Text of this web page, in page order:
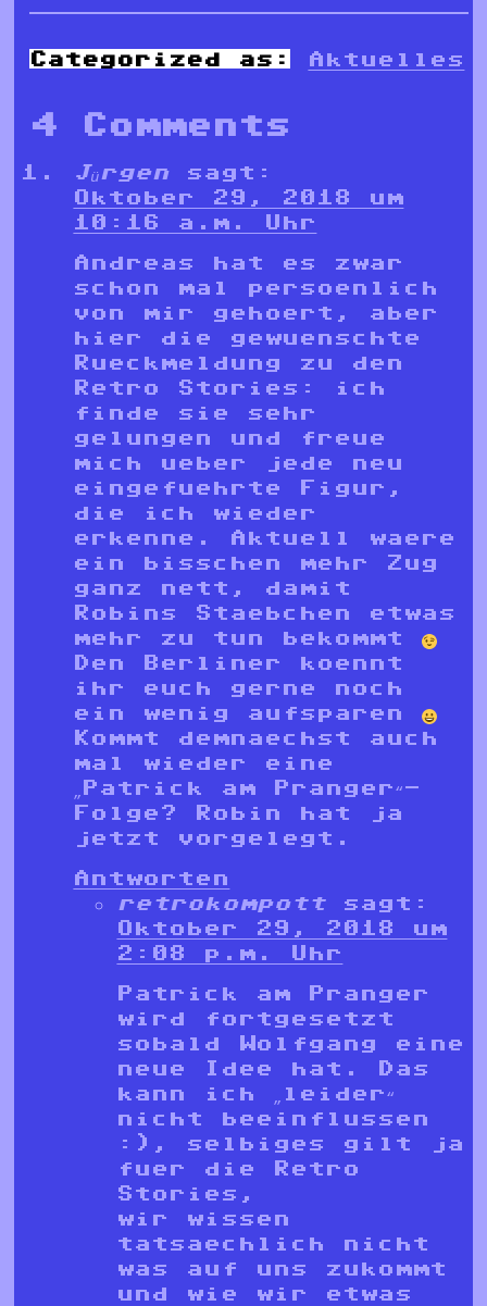
Categorized as: Aktuelles
4 Comments
Jürgen
sagt:
Oktober 29, 2018 um
10:16 a.m. Uhr
Andreas hat es zwar
schon mal persoenlich
von mir gehoert, aber
hier die gewuenschte
Rueckmeldung zu den
Retro Stories: ich
finde sie sehr
gelungen und freue
mich ueber jede neu
eingefuehrte Figur,
die ich wieder
erkenne. Aktuell waere
ein bisschen mehr Zug
ganz nett, damit
Robins Staebchen etwas
mehr zu tun bekommt
Den Berliner koennt
ihr euch gerne noch
ein wenig aufsparen
Kommt demnaechst auch
mal wieder eine
„Patrick am Pranger“-
Folge? Robin hat ja
jetzt vorgelegt.
Antworten
retrokompott
sagt:
Oktober 29, 2018 um
2:08 p.m. Uhr
Patrick am Pranger
wird fortgesetzt
sobald Wolfgang eine
neue Idee hat. Das
kann ich „leider“
nicht beeinflussen
:), selbiges gilt ja
fuer die Retro
Stories,
wir wissen
tatsaechlich nicht
was auf uns zukommt
und wie wir etwas